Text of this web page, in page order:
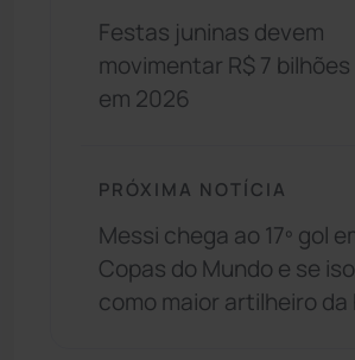
Festas juninas devem
movimentar R$ 7
em 2026
PRÓXIMA NOTÍCIA
Messi chega ao 17º gol
Copas do Mundo e se
como maior artilheiro da